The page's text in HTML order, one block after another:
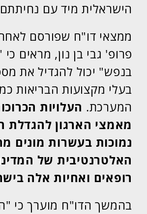
הישראלית מיד עם
ממצאי דו"ח שפורסם
פרופ' גבי בן נון, מראים
בנפש" יכול להגדיל את
בעלי מקצועות הבריאות
המערכת. העלויות
מאמצי הארגון להגדלת
נמוכות בעשרות מונים
האלטרנטיבית של
רופאים ואחיות אלה
בהמשך הדו"ח מוערך כי